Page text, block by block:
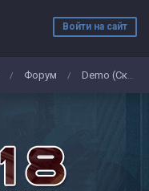
Войти на сайт
/ Форум / Demo (Скриншоты)